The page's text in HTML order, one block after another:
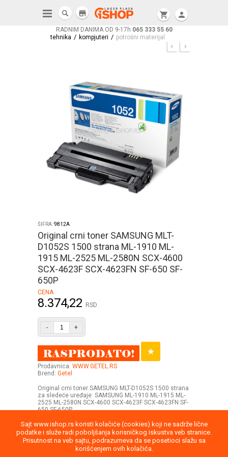
Sajt www.ishop.rs koristi kolačiće (cookies) koji ne sadrže lične
podatke i služe radi poboljšanja korisničkog iskustva veb stranice.
Prisutnost na veb sajtu, podrazumeva da se posetioci slažu sa
korišćenjem ovih kolačića.
RADNIM DANIMA OD 9-17h 065 333 55 60
shopping_cart person
store
tehnika / kompjuteri / potrošni materijal
ŠIFRA:9812A
Original crni toner SAMSUNG MLT-
D1052S 1500 strana ML-1910 ML-
1915 ML-2525 ML-2580N SCX-4600
SCX-4623F SCX-4623FN SF-650 SF-
650P
CENA
8.374,22 RSD
- +
Prodavnica: WWW.GETEL.RS
Brend: Getel
Original crni toner SAMSUNG MLT-D1052S 1500 strana
za sledeće uređaje: SAMSUNG ML-1910 ML-1915 ML-
2525 ML-2580N SCX-4600 SCX-4623F SCX-4623FN SF-
650 SF-650P